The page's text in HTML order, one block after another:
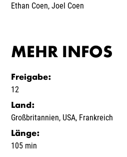
Ethan Coen,Joel Coen
MEHR INFOS
Freigabe:
12
Land :
Großbritannien, USA, Frankreich
Länge:
105 min